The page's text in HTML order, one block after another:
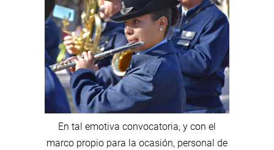
En tal emotiva convocatoria, y con el
marco propio para la ocasión, personal de